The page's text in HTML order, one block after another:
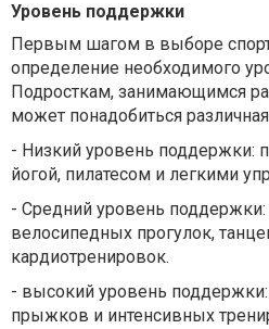
Уровень поддержки
Первым шагом в выборе
определение необходимого
Подросткам, занимающимся
может понадобиться
- Низкий уровень поддержки:
йогой, пилатесом и легкими
- Средний уровень
велосипедных прогулок,
кардиотренировок.
- высокий уровень
прыжков и интенсивных